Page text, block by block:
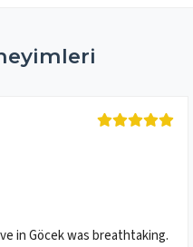
in Göcek was breathtaking.